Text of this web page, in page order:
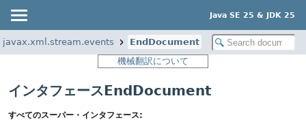
Java SE 25 & JDK 25
javax.xml.stream.events
EndDocument
機械翻訳について
インタフェースEndDocument
すべてのスーパー・インタフェース: